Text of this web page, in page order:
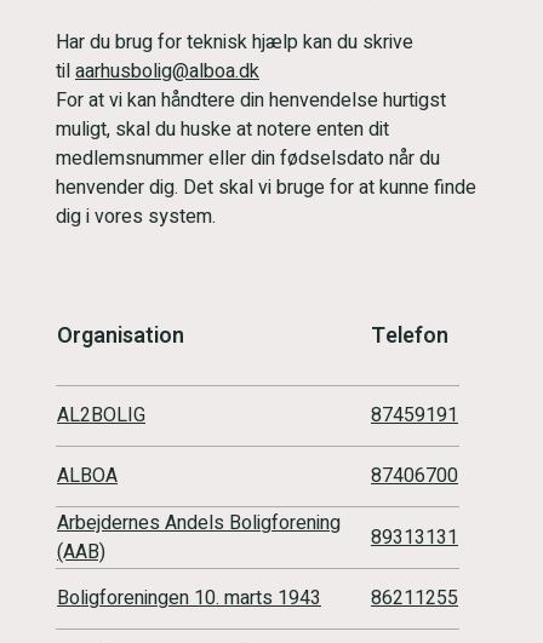
Har du brug for teknisk hjælp kan du skrive
tilaarhusbolig@alboa.dk
For at vi kan håndtere din henvendelse hurtigst
muligt, skal du huske at notere enten dit
medlemsnummer eller din fødselsdato når du
henvender dig. Det skal vi bruge for at kunne finde
dig i vores system.
Organisation Telefon
AL2BOLIG 87459191
ALBOA
87406700
Arbejdernes Andels Boligforening
(AAB)
89313131
Boligforeningen 10. marts 1943 86211255